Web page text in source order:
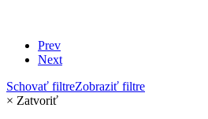
Prev
Next
Schovať filtreZobraziť filtre
× Zatvoriť